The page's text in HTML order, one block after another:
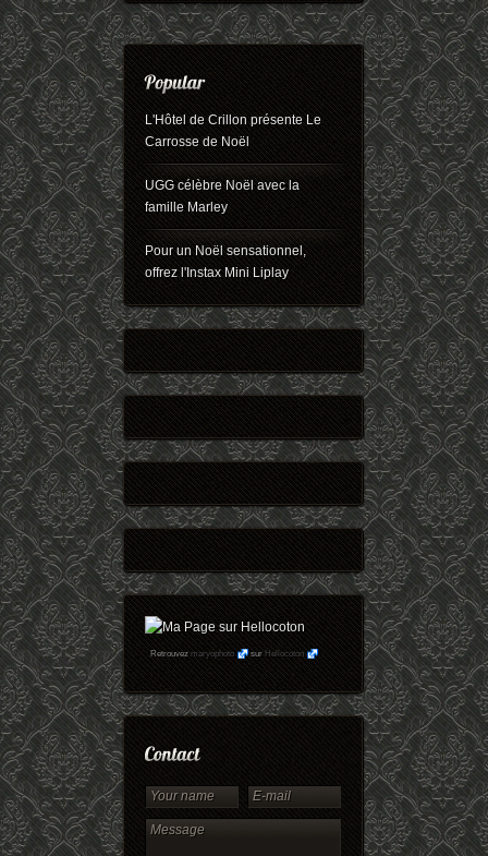
L'Hôtel de Crillon présente Le
Carrosse de Noël
UGG célèbre Noël avec la
famille Marley
Pour un Noël sensationnel,
offrez l'Instax Mini Liplay
Retrouvezmaryophoto surHellocoton